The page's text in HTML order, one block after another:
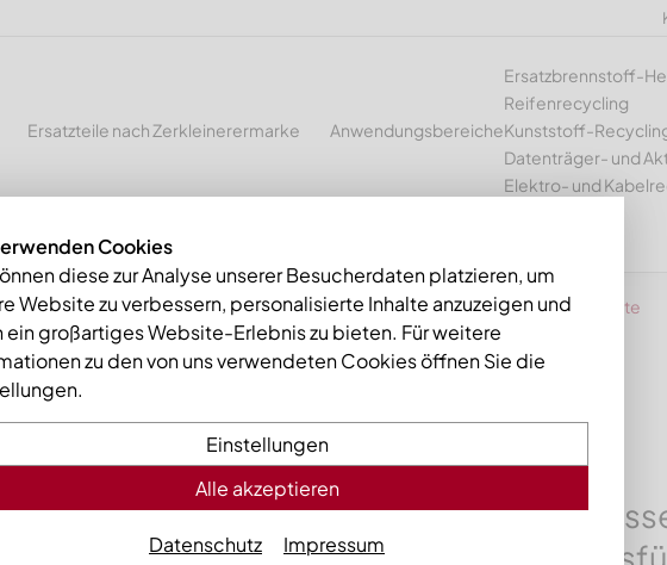
Ersatzteile nach Zerkleinerermarke Anwendungsbereiche
Ersatzbrennstoff-
Reifenrecycling
Kunststoff-
Datenträger- und
Elektro- und
Gegenmesser aussen 422x108x25 Premium Line, Ausführung 60, X-Variante
Gegenmesser
Premium Line,
Cookies
diese zur Analyse unserer Besucherdaten platzieren, um
Website zu verbessern, personalisierte Inhalte anzuzeigen und
ein großartiges Website-Erlebnis zu bieten. Für weitere
zu den von uns verwendeten Cookies öffnen Sie die
Einstellungen
Alle akzeptieren
Datenschutz Impressum